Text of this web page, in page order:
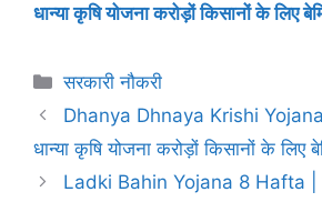
धान्या कृषि योजना करोड़ों किसानों के लिए
Categories
सरकारी नौकरी
Dhanya Dhnaya Krishi
धान्या कृषि योजना करोड़ों किसानों के लिए
Ladki Bahin Yojana 8 Hafta |